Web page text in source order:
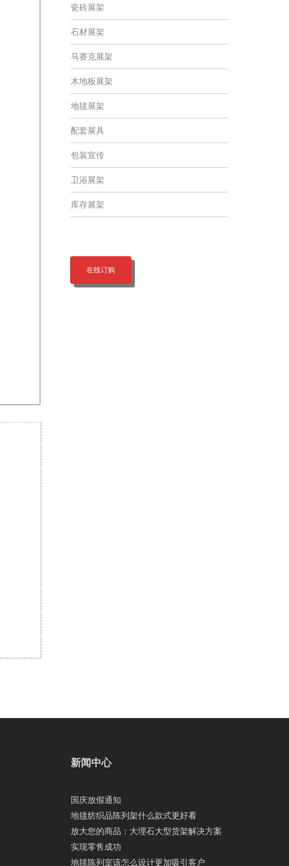
瓷砖展架
石材展架
马赛克展架
木地板展架
地毯展架
配套展具
包装宣传
卫浴展架
库存展架
在线订购
新闻中心
国庆放假通知
地毯纺织品陈列架什么款式更好看
放大您的商品：大理石大型货架解决方案
实现零售成功
地毯陈列室该怎么设计更加吸引客户